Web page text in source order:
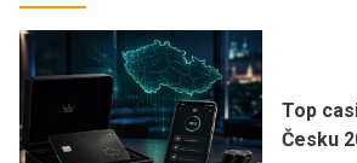
Top
Česku